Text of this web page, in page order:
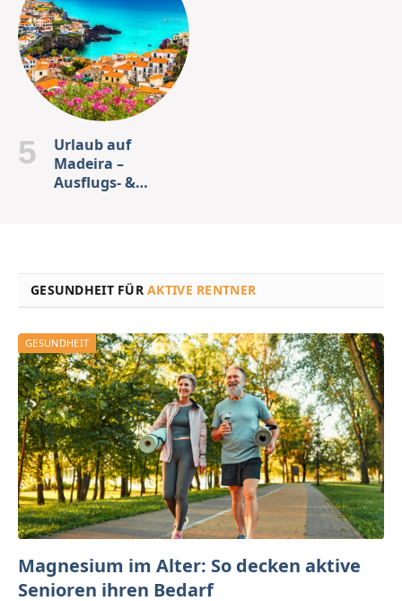
Urlaub auf
Madeira –
Ausflugs- &
GESUNDHEIT FÜRAKTIVE RENTNER
GESUNDHEIT
Magnesium im Alter: So decken aktive
Senioren ihren Bedarf